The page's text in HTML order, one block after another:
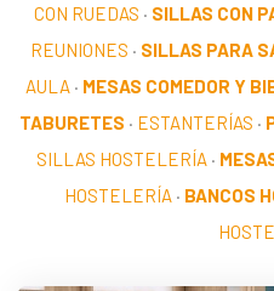
CON RUEDAS · SILLAS CON
REUNIONES · SILLAS PARA
AULA · MESAS COMEDOR Y
TABURETES · ESTANTERÍAS ·
SILLAS HOSTELERÍA ·
HOSTELERÍA · BANCOS